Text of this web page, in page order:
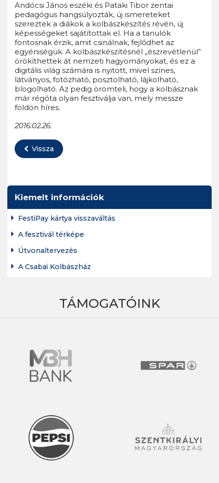
Andócsi János eszéki és Pataki Tibor zentai
pedagógus hangsúlyozták, új ismereteket
szereztek a diákok a kolbászkészítés révén, új
képességeket sajátítottak el. Ha a tanulók
fontosnak érzik, amit csinálnak, fejlődhet az
egyéniségük. A kolbászkészítésnél „észrevétlenül”
örökíthettek át nemzeti hagyományokat, és ez a
digitális világ számára is nyitott, mivel színes,
látványos, fotózható, posztolható, lájkolható,
blogolható. Az pedig örömteli, hogy a kolbásznak
már régóta olyan fesztiválja van, mely messze
földön híres.
2016.02.26.
Vissza
Kiemelt információk
FestiPay kártya visszaváltás
A fesztivál térképe
Útvonaltervezés
A Csabai Kolbászház
TÁMOGATÓINK